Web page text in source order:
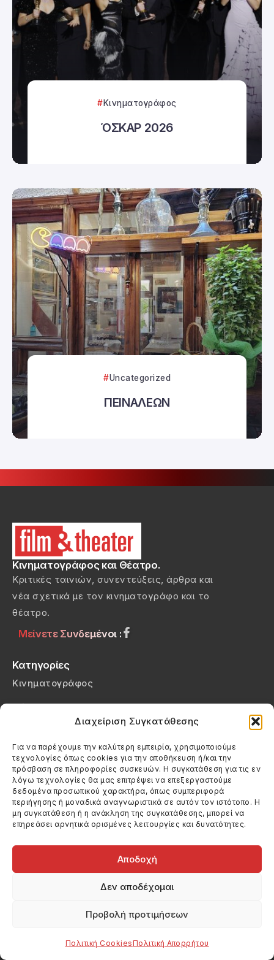
Διαχείριση Συγκατάθεσης
Για να παρέχουμε την καλύτερη εμπειρία, χρησιμοποιούμε
τεχνολογίες όπως cookies για την αποθήκευση ή/και την
πρόσβαση σε πληροφορίες συσκευών. Η συγκατάθεση για τις εν
λόγω τεχνολογίες θα μας επιτρέψει να επεξεργαστούμε
δεδομένα προσωπικού χαρακτήρα, όπως συμπεριφορά
περιήγησης ή μοναδικά αναγνωριστικά σε αυτόν τον ιστότοπο. Η
μη συγκατάθεση ή η ανάκληση της συγκατάθεσης, μπορεί να
επηρεάσει αρνητικά ορισμένες λειτουργίες και δυνατότητες.
Αποδοχή
Δεν αποδέχομαι
Προβολή προτιμήσεων
Πολιτική CookiesΠολιτική Απορρήτου
Κινηματογράφος
ΌΣΚΑΡ 2026
Uncategorized
ΠΕΙΝΑΛΕΩΝ
Κινηματογράφος και Θέατρο.
Κριτικές ταινιών, συνεντεύξεις, άρθρα και
νέα σχετικά με τον κινηματογράφο και το
θέατρο.
Μείνετε Συνδεμένοι :
Κατηγορίες
Κινηματογράφος
Θέατρο
Βίντεο
Μενού
Αρχική
Σχετικά
Επικοινωνία
Πολιτική Απορρήτου
Καλεσέ μας